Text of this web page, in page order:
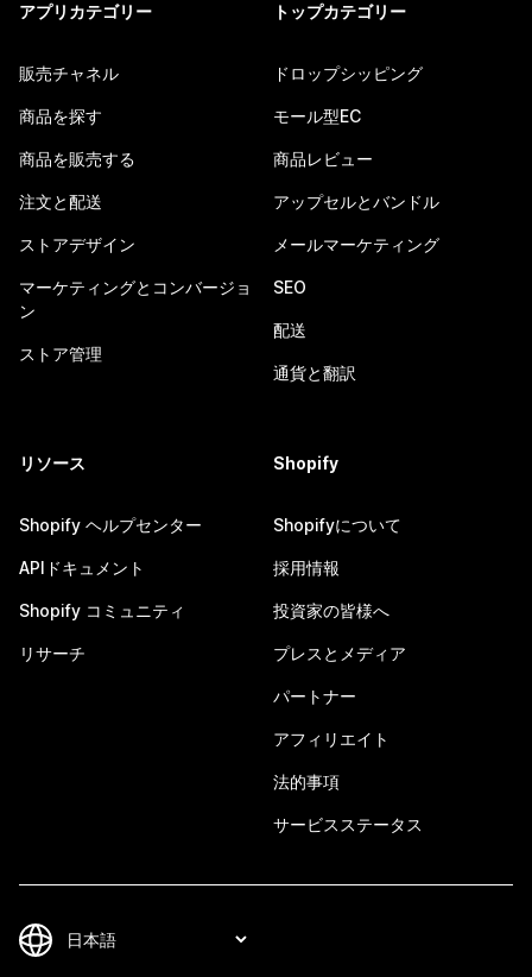
アプリカテゴリー
販売チャネル
商品を探す
商品を販売する
注文と配送
ストアデザイン
マーケティングとコンバージョ
ン
ストア管理
トップカテゴリー
ドロップシッピング
モール型EC
商品レビュー
アップセルとバンドル
メールマーケティング
SEO
配送
通貨と翻訳
リソース
Shopify ヘルプセンター
APIドキュメント
Shopify コミュニティ
リサーチ
Shopify
Shopifyについて
採用情報
投資家の皆様へ
プレスとメディア
パートナー
アフィリエイト
法的事項
サービスステータス